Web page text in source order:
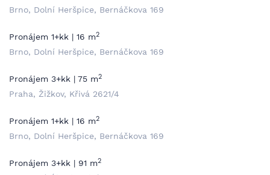
Brno, Dolní Heršpice, Bernáčkova 169
Pronájem 1+kk | 16 m2
Brno, Dolní Heršpice, Bernáčkova 169
Pronájem 3+kk | 75 m2
Praha, Žižkov, Křivá 2621/4
Pronájem 1+kk | 16 m2
Brno, Dolní Heršpice, Bernáčkova 169
Pronájem 3+kk | 91 m2